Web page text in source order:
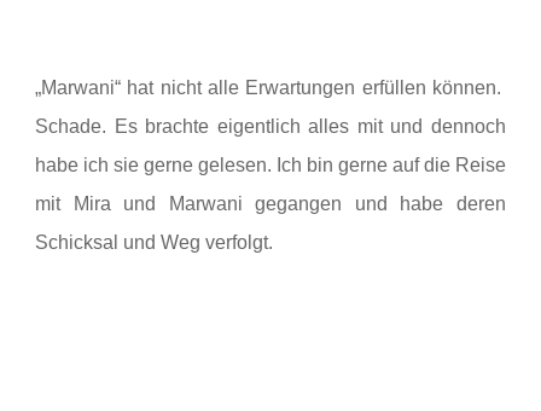
„Marwani“ hat nicht alle Erwartungen erfüllen können.
Schade. Es brachte eigentlich alles mit und dennoch
habe ich sie gerne gelesen. Ich bin gerne auf die Reise
mit Mira und Marwani gegangen und habe deren
Schicksal und Weg verfolgt.